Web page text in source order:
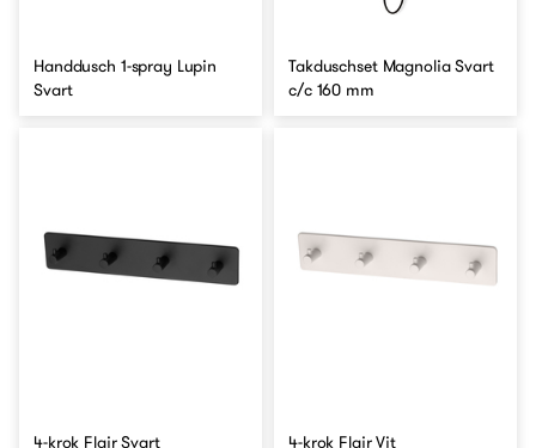
Handdusch 1-spray Lupin
Svart
Takduschset Magnolia Svart
c/c 160 mm
4-krok Flair Svart 4-krok Flair Vit